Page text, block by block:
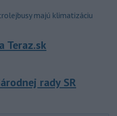
majú klimatizáciu
Teraz.sk
rady SR